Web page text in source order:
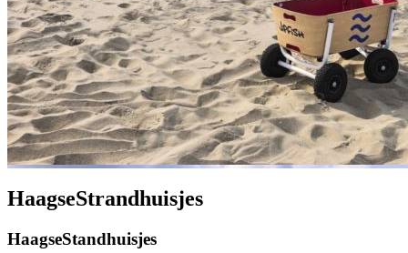
HaagseStrandhuisjes
HaagseStandhuisjes